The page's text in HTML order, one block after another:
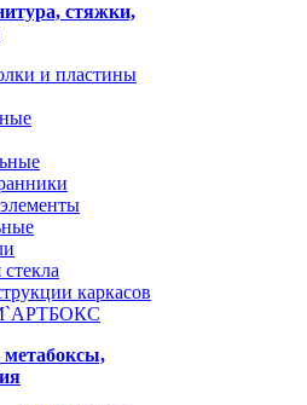
стяжки,
и пластины
каркасов